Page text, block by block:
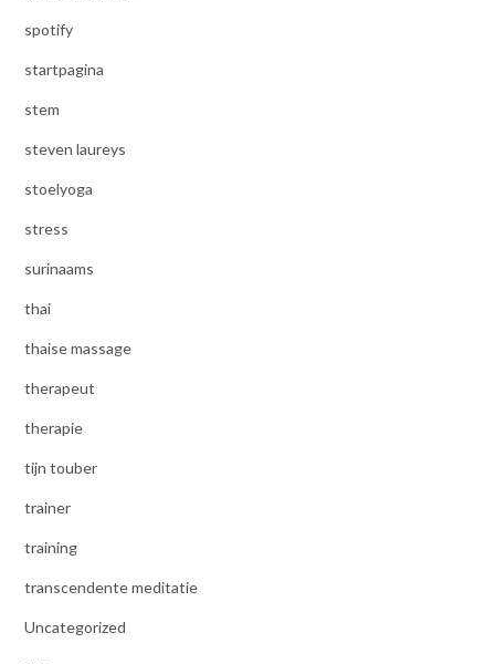
spotify
startpagina
stem
steven laureys
stoelyoga
stress
surinaams
thai
thaise massage
therapeut
therapie
tijn touber
trainer
training
transcendente meditatie
Uncategorized